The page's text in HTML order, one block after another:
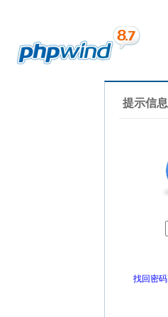
提示信息
找回密码